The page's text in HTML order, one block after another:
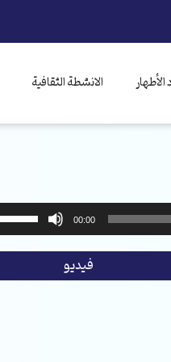
الانشطة الثقافية
00:00
فيديو